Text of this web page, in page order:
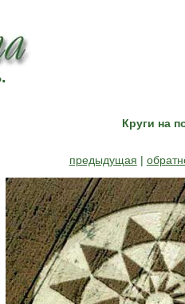
Круги на
предыдущая |